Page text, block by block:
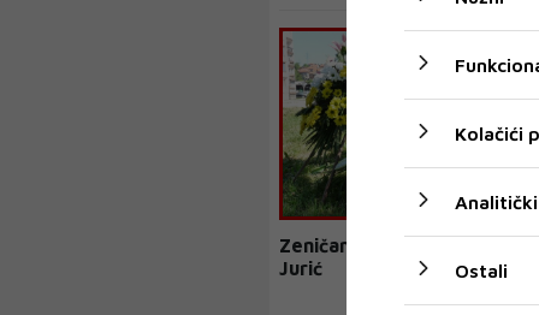
Zeničani odali počast Matei
Jurić
Kolačići
Analitički
Ostali